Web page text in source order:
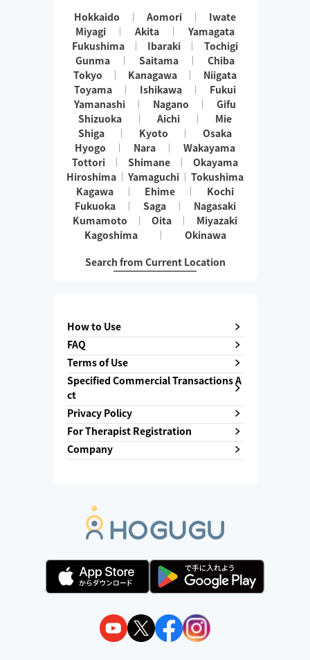
Hokkaido Aomori
Iwate
Miyagi
Akita
Yamagata
Fukushima
Ibaraki
Tochigi
Gunma
Saitama
Chiba
Tokyo
Kanagawa
Niigata
Toyama
Ishikawa
Fukui
Yamanashi
Nagano
Gifu
Shizuoka
Aichi
Mie
Shiga
Kyoto
Osaka
Hyogo
Nara
Wakayama
Tottori
Shimane
Okayama
Hiroshima
Yamaguchi
Tokushima
Kagawa
Ehime
Kochi
Fukuoka
Saga
Nagasaki
Kumamoto
Oita
Miyazaki
Kagoshima
Okinawa
Search from Current Location
How to Use
FAQ
Terms of Use
Specified Commercial Transactions A
ct
Privacy Policy
For Therapist Registration
Company